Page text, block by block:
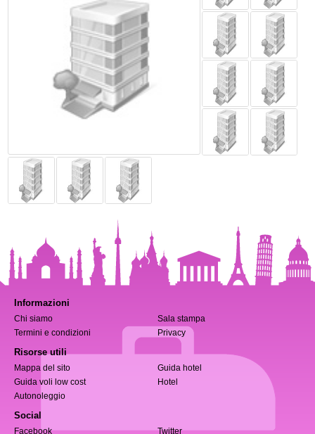
Informazioni
Chi siamo
Sala stampa
Termini e condizioni
Privacy
Risorse utili
Mappa del sito
Guida hotel
Guida voli low cost
Hotel
Autonoleggio
Social
Facebook Twitter